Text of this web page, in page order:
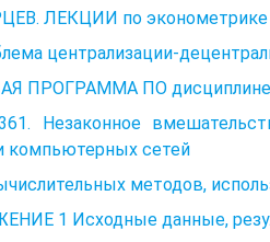
ЛЕКЦИИ по эконометрике
централизации-
ПРОГРАММА ПО дисциплине
Незаконное
компьютерных сетей
методов,
1 Исходные данные,